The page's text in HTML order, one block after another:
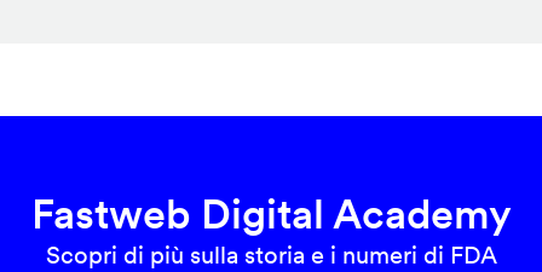
Fastweb Digital Academy
Scopri di più sulla storia e i numeri di FDA